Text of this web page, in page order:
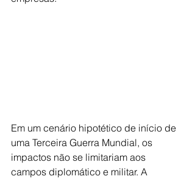
Em um cenário hipotético de início de
uma Terceira Guerra Mundial, os
impactos não se limitariam aos
campos diplomático e militar. A